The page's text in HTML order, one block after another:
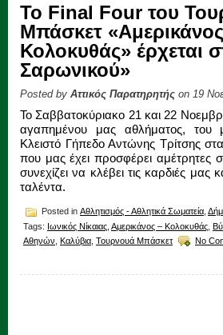
Το Final Four του
Μπάσκετ
Κολοκυθάς» έρχεται
Σαρωνικού»
Posted by Αττικός Παρατηρητής on 19
Το Σαββατοκύριακο 21 και 22
αγαπημένου μας αθλήματος, του
Κλειστό Γήπεδο Αντώνης Τρίτσης
που μας έχει προσφέρει αμέτρητες
συνεχίζει να κλέβει τις καρδιές μας
ταλέντα.
Posted in Αθλητισμός - Αθλητικά Σωματεία
Tags: Iωνικός Νίκαιας Αμερικάνος – Κολοκυθάς
Αθηνών Καλύβια Τουρνουά Μπάσκετ No